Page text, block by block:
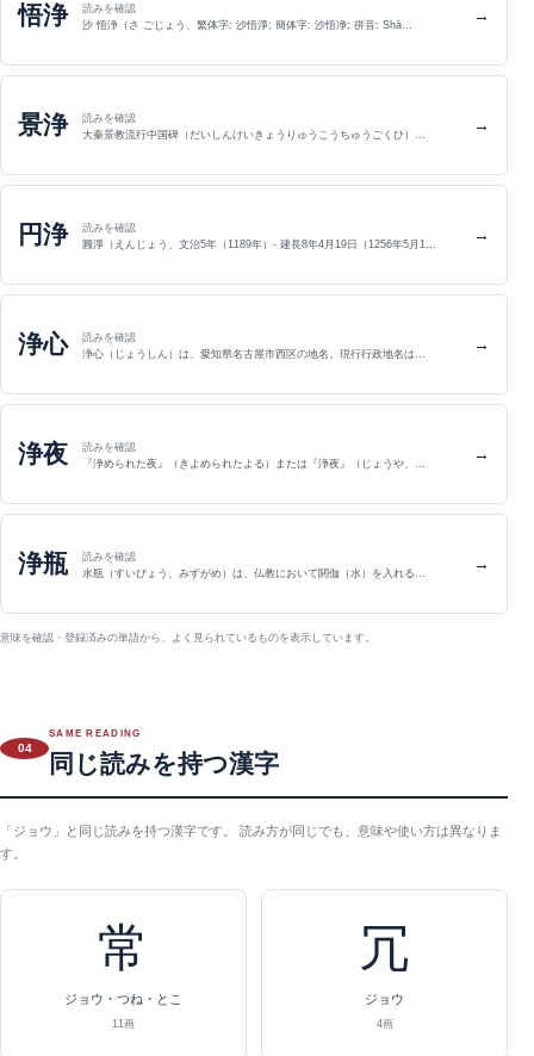
悟浄
読みを確認
沙 悟浄（さ ごじょう、繁体字: 沙悟淨; 簡体字: 沙悟净; 拼音: Shā…
→
景浄
読みを確認
大秦景教流行中国碑（だいしんけいきょうりゅうこうちゅうごくひ）…
→
円浄
読みを確認
圓淨（えんじょう、文治5年（1189年）- 建長8年4月19日（1256年5月1…
→
浄心
読みを確認
浄心（じょうしん）は、愛知県名古屋市西区の地名。現行行政地名は…
→
浄夜
読みを確認
『浄められた夜』（きよめられたよる）または『浄夜』（じょうや、…
→
浄瓶
読みを確認
水瓶（すいびょう、みずがめ）は、仏教において閼伽（水）を入れる…
→
意味を確認・登録済みの単語から、よく見られているものを表示しています。
04
SAME READING
同じ読みを持つ漢字
「ジョウ」と同じ読みを持つ漢字です。 読み方が同じでも、意味や使い方は異なりま
す。
常
ジョウ・つね・とこ
11画
冗
ジョウ
4画